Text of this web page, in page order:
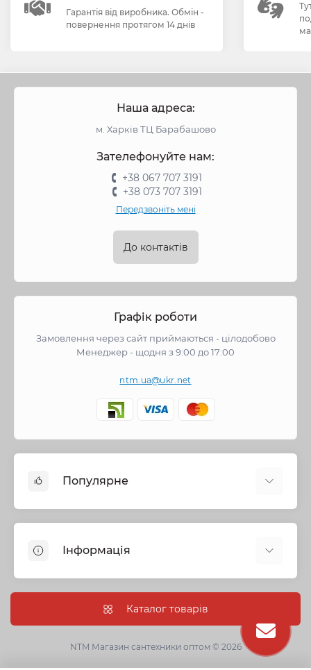
Гарантія від виробника. Обмін -
повернення протягом 14 днів
Наша адреса:
м. Харків ТЦ Барабашово
Зателефонуйте нам:
+38 067 707 3191
+38 073 707 3191
Передзвоніть мені
До контактів
Графік роботи
Замовлення через сайт приймаються - цілодобово
Менеджер - щодня з 9:00 до 17:00
ntm.ua@ukr.net
Популярне
Запірна арматура
Труби та фітинги
Насосне обладнання
Інформація
Інформація про доставку
Про нас
Умови угоди
Гарантії
Каталог товарів
NTM Магазин сантехники оптом © 2026